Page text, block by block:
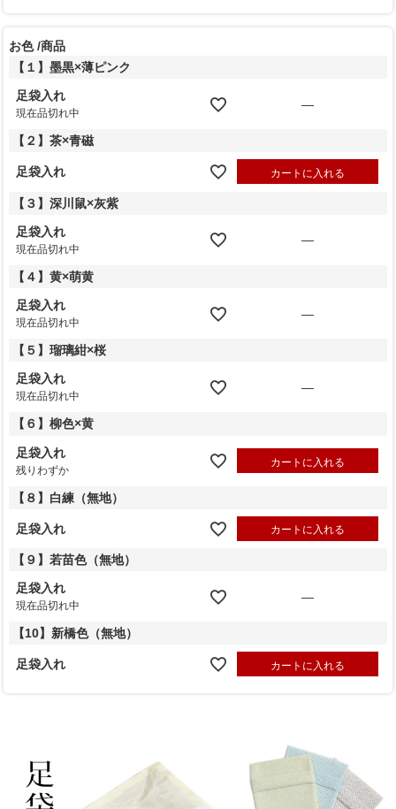
お色 商品
【１】墨黒×薄ピンク
足袋入れ
現在品切れ中
—
【２】茶×青磁
足袋入れ カートに入れる
【３】深川鼠×灰紫
足袋入れ
現在品切れ中
—
【４】黄×萌黄
足袋入れ
現在品切れ中
—
【５】瑠璃紺×桜
足袋入れ
現在品切れ中
—
【６】柳色×黄
足袋入れ
残りわずか
カートに入れる
【８】白練（無地）
足袋入れ カートに入れる
【９】若苗色（無地）
足袋入れ
現在品切れ中
—
【10】新橋色（無地）
足袋入れ カートに入れる